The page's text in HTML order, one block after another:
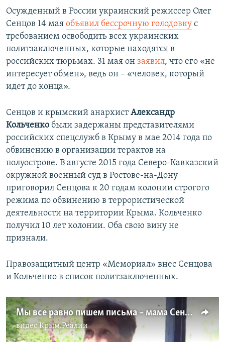
Осужденный в России украинский режиссер Олег
Сенцов 14 мая объявил бессрочную голодовку с
требованием освободить всех украинских
политзаключенных, которые находятся в
российских тюрьмах. 31 мая он заявил, что его «не
интересует обмен», ведь он ​– «человек, который
идет до конца».
Сенцов и крымский анархистАлександр
Кольченко были задержаны представителями
российских спецслужб в Крыму в мае 2014 года по
обвинению в организации терактов на
полуострове. В августе 2015 года Северо-Кавказский
окружной военный суд в Ростове-на-Дону
приговорил Сенцова к 20 годам колонии строгого
режима по обвинению в террористической
деятельности на территории Крыма. Кольченко
получил 10 лет колонии. Оба свою вину не
признали.
Правозащитный центр «Мемориал» внес Сенцова
и Кольченко в список политзаключенных.
Мы все равно пишем письма – мама Сенцова (видео)
видеоКрым.Реалии